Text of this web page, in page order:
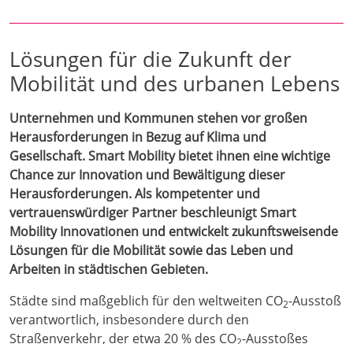
Lösungen für die Zukunft der
Mobilität und des urbanen Lebens
Unternehmen und Kommunen stehen vor großen
Herausforderungen in Bezug auf Klima und
Gesellschaft. Smart Mobility bietet ihnen eine wichtige
Chance zur Innovation und Bewältigung dieser
Herausforderungen. Als kompetenter und
vertrauenswürdiger Partner beschleunigt Smart
Mobility Innovationen und entwickelt zukunftsweisende
Lösungen für die Mobilität sowie das Leben und
Arbeiten in städtischen Gebieten.
Städte sind maßgeblich für den weltweiten CO2-Ausstoß
verantwortlich, insbesondere durch den
Straßenverkehr, der etwa 20 % des CO -Ausstoßes